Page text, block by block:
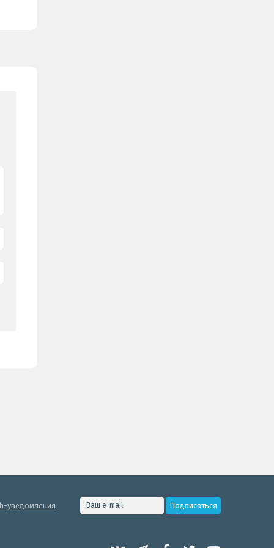
уведомления